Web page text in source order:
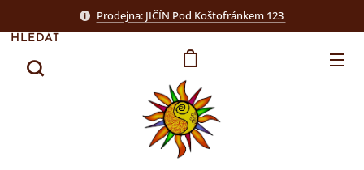
Prodejna: JIČÍN Pod Koštofránkem 123
HLEDAT